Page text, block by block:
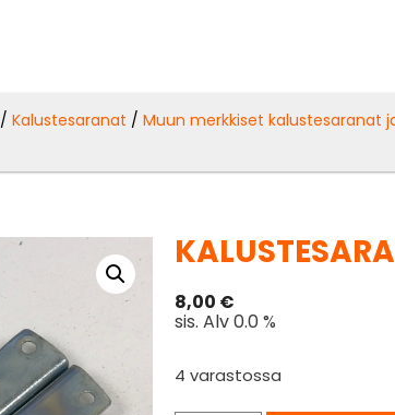
/Kalustesaranat /Muun merkkiset kalustesaranat
8,00 €
sis. Alv 0.0 %
4 varastossa